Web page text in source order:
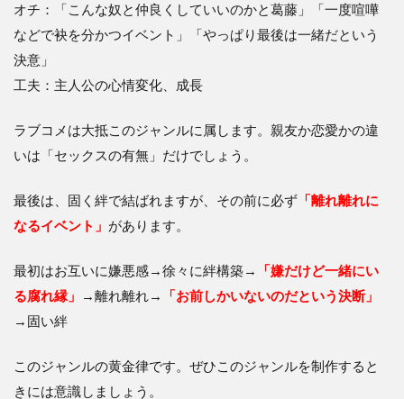
オチ：「こんな奴と仲良くしていいのかと葛藤」「一度喧嘩
などで袂を分かつイベント」「やっぱり最後は一緒だという
決意」
工夫：主人公の心情変化、成長
ラブコメは大抵このジャンルに属します。親友か恋愛かの違
いは「セックスの有無」だけでしょう。
最後は、固く絆で結ばれますが、その前に必ず 「離れ離れに
なるイベント」 があります。
最初はお互いに嫌悪感→徐々に絆構築→
「嫌だけど一緒にい
る腐れ縁」
→離れ離れ→
「お前しかいないのだという決断」
→固い絆
このジャンルの黄金律です。ぜひこのジャンルを制作すると
きには意識しましょう。